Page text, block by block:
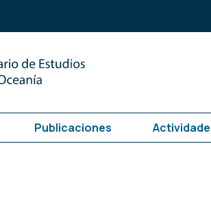
Publicaciones